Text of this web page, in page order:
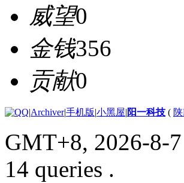
威望0
金钱356
贡献0
|Archiver|手机版|小黑屋| 阳一科技 (
GMT+8, 2026-8-
14 queries .